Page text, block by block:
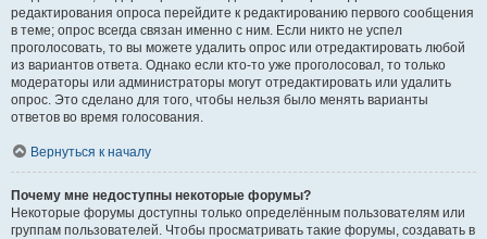
редактирования опроса перейдите к редактированию первого сообщения
в теме; опрос всегда связан именно с ним. Если никто не успел
проголосовать, то вы можете удалить опрос или отредактировать любой
из вариантов ответа. Однако если кто-то уже проголосовал, то только
модераторы или администраторы могут отредактировать или удалить
опрос. Это сделано для того, чтобы нельзя было менять варианты
ответов во время голосования.
Вернуться к началу
Почему мне недоступны некоторые форумы?
Некоторые форумы доступны только определённым пользователям или
группам пользователей. Чтобы просматривать такие форумы, создавать в